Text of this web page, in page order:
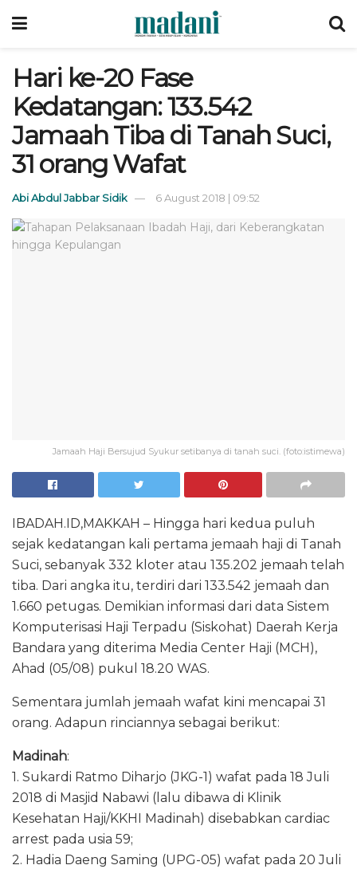
Hari ke-20 Fase
Kedatangan: 133.542
Jamaah Tiba di Tanah Suci,
31 orang Wafat
Abi Abdul Jabbar Sidik 6 August 2018 | 09:52
Jamaah Haji Bersujud Syukur setibanya di tanah suci. (foto:istimewa)
IBADAH.ID,MAKKAH – Hingga hari kedua puluh
sejak kedatangan kali pertama jemaah haji di Tanah
Suci, sebanyak 332 kloter atau 135.202 jemaah telah
tiba. Dari angka itu, terdiri dari 133.542 jemaah dan
1.660 petugas. Demikian informasi dari data Sistem
Komputerisasi Haji Terpadu (Siskohat) Daerah Kerja
Bandara yang diterima Media Center Haji (MCH),
Ahad (05/08) pukul 18.20 WAS.
Sementara jumlah jemaah wafat kini mencapai 31
orang. Adapun rinciannya sebagai berikut:
Madinah:
1. Sukardi Ratmo Diharjo (JKG-1) wafat pada 18 Juli
2018 di Masjid Nabawi (lalu dibawa di Klinik
Kesehatan Haji/KKHI Madinah) disebabkan cardiac
arrest pada usia 59;
2. Hadia Daeng Saming (UPG-05) wafat pada 20 Juli